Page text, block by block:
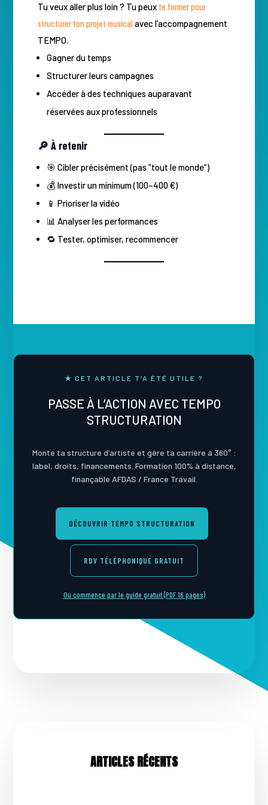
Tu veux aller plus loin ? Tu peux te former pour
structurer ton projet musicalavec l’accompagnement
TEMPO.
Gagner du temps
Structurer leurs campagnes
Accéder à des techniques auparavant
réservées aux professionnels
🔎 À retenir
🎯 Cibler précisément (pas “tout le monde”)
💰 Investir un minimum (100–400 €)
📱 Prioriser la vidéo
📊 Analyser les performances
🔁 Tester, optimiser, recommencer
★ CET ARTICLE T’A ÉTÉ UTILE ?
PASSE À L’ACTION AVEC TEMPO
STRUCTURATION
Monte ta structure d’artiste et gère ta carrière à 360° :
label, droits, financements. Formation 100% à distance,
finançable AFDAS / France Travail.
DÉCOUVRIR TEMPO STRUCTURATION
RDV TÉLÉPHONIQUE GRATUIT
Ou commence par le guide gratuit (PDF 16 pages)
ARTICLES RÉCENTS